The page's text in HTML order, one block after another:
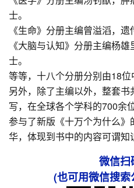
士。
《生命》分册主编曾溢滔，遗
《大脑与认知》分册主编杨
士。
等等，十八个分册分别由18位
另外，除了主编以外，整套
写，在全球各个学科的700余
参与了新版《十万个为什么
华，体现到书中的内容可谓知
微信扫
(也可用微信搜